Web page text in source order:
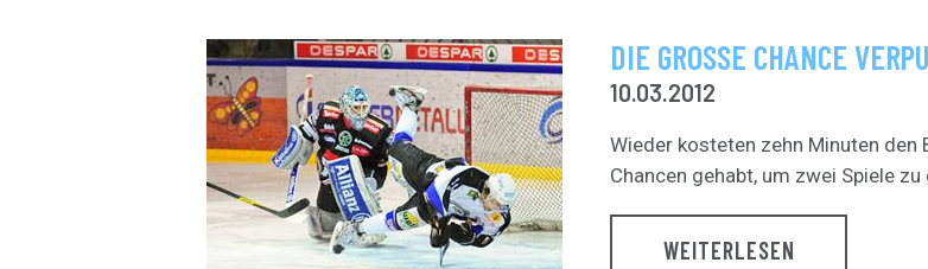
DIE GROSSE CHANCE
10.03.2012
Wieder kosteten zehn Minuten den
Chancen gehabt, um zwei Spiele
WEITERLESEN